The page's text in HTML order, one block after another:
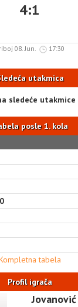
4:1
08. Jun. 17:30
utakmica
sledeće utakmice
posle 1. kola
tabela
Profil igrača